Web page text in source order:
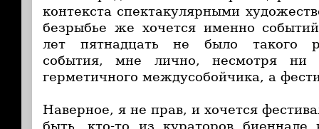
контекста спектакулярными
безрыбье же хочется именно
лет пятнадцать не было такого
события, мне лично, несмотря ни
герметичного междусобойчика, а
Наверное, я не прав, и хочется